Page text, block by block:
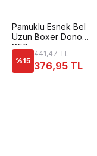
Pamuklu Esnek Bel
Uzun Boxer Dono
1150
%15
441,47 TL
376,95 TL